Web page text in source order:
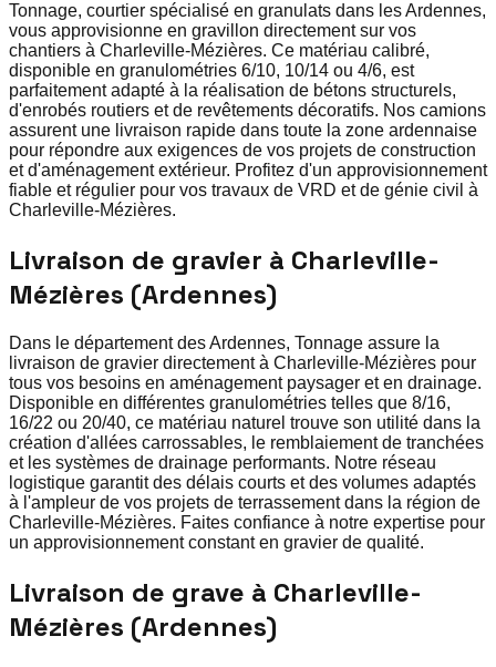
Tonnage, courtier spécialisé en granulats dans les Ardennes,
vous approvisionne en gravillon directement sur vos
chantiers à Charleville-Mézières. Ce matériau calibré,
disponible en granulométries 6/10, 10/14 ou 4/6, est
parfaitement adapté à la réalisation de bétons structurels,
d'enrobés routiers et de revêtements décoratifs. Nos camions
assurent une livraison rapide dans toute la zone ardennaise
pour répondre aux exigences de vos projets de construction
et d'aménagement extérieur. Profitez d'un approvisionnement
fiable et régulier pour vos travaux de VRD et de génie civil à
Charleville-Mézières.
Livraison de gravier à Charleville-
Mézières (Ardennes)
Dans le département des Ardennes, Tonnage assure la
livraison de gravier directement à Charleville-Mézières pour
tous vos besoins en aménagement paysager et en drainage.
Disponible en différentes granulométries telles que 8/16,
16/22 ou 20/40, ce matériau naturel trouve son utilité dans la
création d'allées carrossables, le remblaiement de tranchées
et les systèmes de drainage performants. Notre réseau
logistique garantit des délais courts et des volumes adaptés
à l'ampleur de vos projets de terrassement dans la région de
Charleville-Mézières. Faites confiance à notre expertise pour
un approvisionnement constant en gravier de qualité.
Livraison de grave à Charleville-
Mézières (Ardennes)